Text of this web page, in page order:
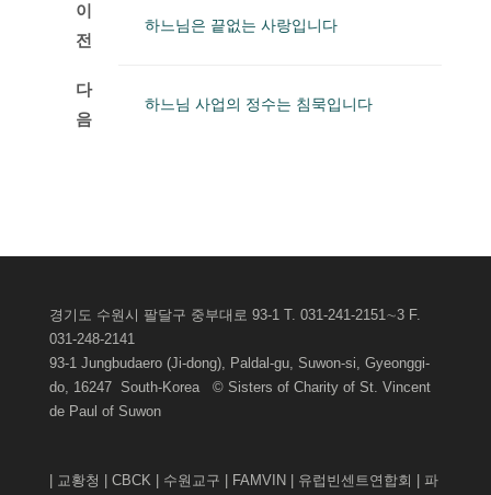
이
전
하느님은 끝없는 사랑입니다
다
음
하느님 사업의 정수는 침묵입니다
경기도 수원시 팔달구 중부대로 93-1 T. 031-241-2151∼3 F.
031-248-2141
93-1 Jungbudaero (Ji-dong), Paldal-gu, Suwon-si, Gyeonggi-
do, 16247 South-Korea © Sisters of Charity of St. Vincent
de Paul of Suwon
교황청 CBCK| 수원교구 FAMVIN 유럽빈센트연합회
파